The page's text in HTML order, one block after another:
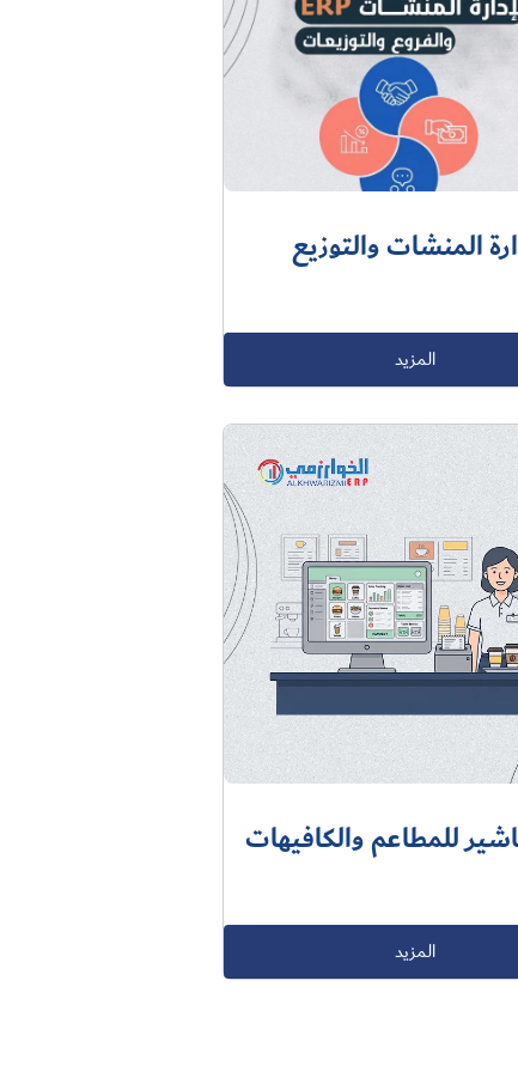
المنشات والتوزيع
المزيد
للمطاعم والكافيهات
المزيد